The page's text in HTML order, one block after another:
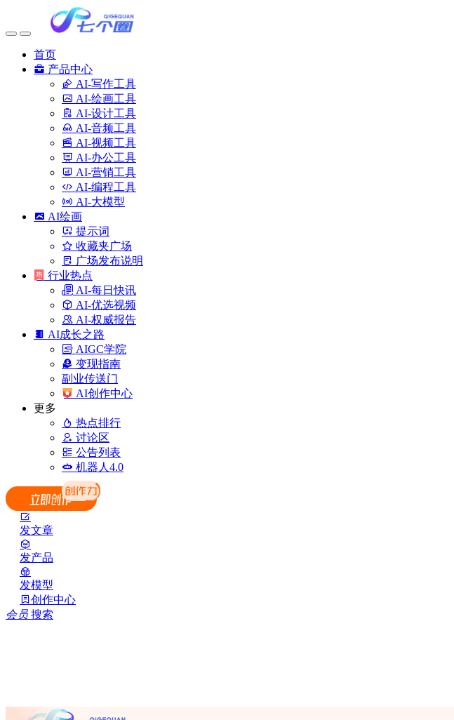
首页
产品中心
AI-写作工具
AI-绘画工具
AI-设计工具
AI-音频工具
AI-视频工具
AI-办公工具
AI-营销工具
AI-编程工具
AI-大模型
AI绘画
提示词
收藏夹广场
广场发布说明
行业热点
AI-每日快讯
AI-优选视频
AI-权威报告
AI成长之路
AIGC学院
变现指南
副业传送门
AI创作中心
更多
热点排行
讨论区
公告列表
机器人4.0
发文章
发产品
发模型
创作中心
会员 搜索